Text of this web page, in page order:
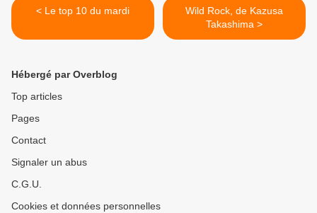
< Le top 10 du mardi
Wild Rock, de Kazusa
Takashima >
Hébergé par Overblog
Top articles
Pages
Contact
Signaler un abus
C.G.U.
Cookies et données personnelles